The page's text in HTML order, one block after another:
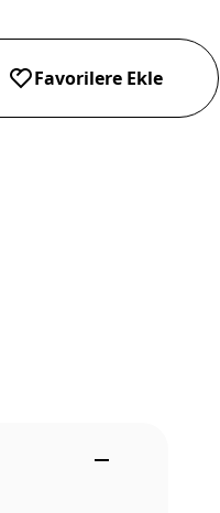
Favorilere Ekle